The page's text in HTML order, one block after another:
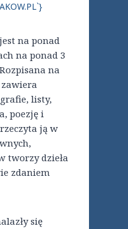
na ponad
na ponad 3
na
listy,
poezję i
ją w
tworzy dzieła
zdaniem
się